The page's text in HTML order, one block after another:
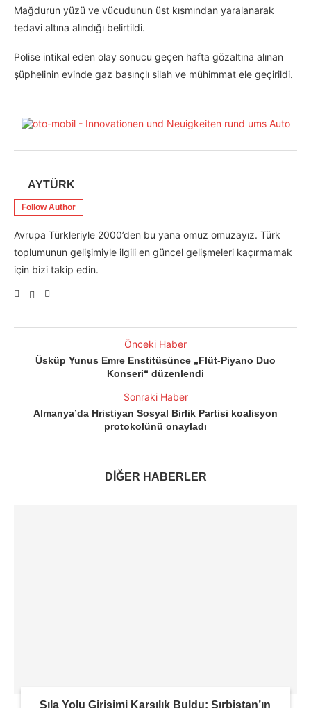
Mağdurun yüzü ve vücudunun üst kısmından yaralanarak
tedavi altına alındığı belirtildi.
Polise intikal eden olay sonucu geçen hafta gözaltına alınan
şüphelinin evinde gaz basınçlı silah ve mühimmat ele geçirildi.
AYTÜRK
Follow Author
Avrupa Türkleriyle 2000’den bu yana omuz omuzayız. Türk
toplumunun gelişimiyle ilgili en güncel gelişmeleri kaçırmamak
için bizi takip edin.
Önceki Haber
Üsküp Yunus Emre Enstitüsünce „Flüt-Piyano Duo
Konseri“ düzenlendi
Sonraki Haber
Almanya’da Hristiyan Sosyal Birlik Partisi koalisyon
protokolünü onayladı
DİĞER HABERLER
Sıla Yolu Girişimi Karşılık Buldu: Sırbistan’ın